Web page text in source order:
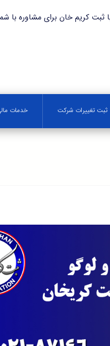
مشاوره با شماره ۸۷۱۴۶ تماس حاصل
ثبت تغییرات شرکت خدمات